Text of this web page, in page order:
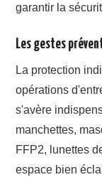
garantir la
Les gestes
La protection
opérations
s'avère
manchettes,
FFP2, lunettes
espace bien